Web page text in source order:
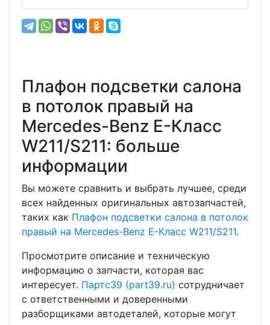
Плафон подсветки салона
в потолок правый на
Mercedes-Benz E-Класс
W211/S211: больше
информации
Вы можете сравнить и выбрать лучшее, среди
всех найденных оригинальных автозапчастей,
таких как Плафон подсветки салона в потолок
правый на Mercedes-Benz E-Класс W211/S211.
Просмотрите описание и техническую
информацию о запчасти, которая вас
интересует. Партс39 (part39.ru) сотрудничает
с ответственными и доверенными
разборщиками автодеталей, которые могут